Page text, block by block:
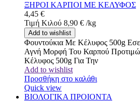
ΞΗΡΟΙ ΚΑΡΠΟΙ ΜΕ ΚΕΛΥΦΟΣ
4,45 €
Τιμή Κιλού 8,90 € /kg
Add to wishlist
Φουντούκια Με Κέλυφος 500g
Αγνή Μορφή Του Καρπού
Κέλυφος 500g Για Την
Add to wishlist
Προσθήκη στο καλάθι
Quick view
ΒΙΟΛΟΓΙΚΑ ΠΡΟΙΟΝΤΑ